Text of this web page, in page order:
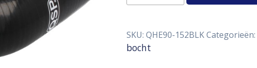
mm
aantal
SKU: QHE90-152BLKCategorieën:
bocht